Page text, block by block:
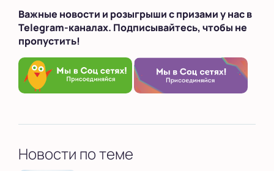
Важные новости и розыгрыши с призами у нас в
Telegram-каналах. Подписывайтесь, чтобы не
пропустить!
Новости по теме